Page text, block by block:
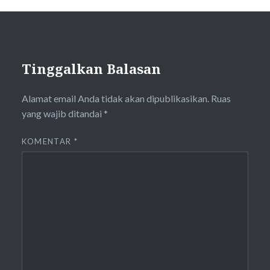
Tinggalkan Balasan
Alamat email Anda tidak akan dipublikasikan. Ruas
yang wajib ditandai *
KOMENTAR *